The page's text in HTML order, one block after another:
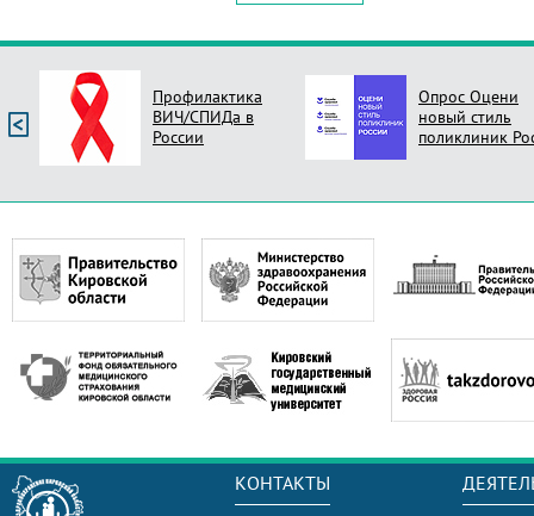
Профилактика
ВИЧ/СПИДа в
России
Опрос Оцени
новый стиль
поликлиник
КОНТАКТЫ